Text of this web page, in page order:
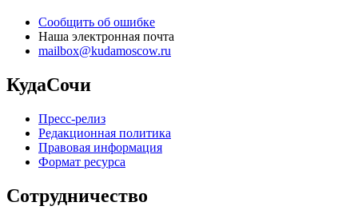
Сообщить об ошибке
Наша электронная почта
mailbox@kudamoscow.ru
КудаСочи
Пресс-релиз
Редакционная политика
Правовая информация
Формат ресурса
Сотрудничество